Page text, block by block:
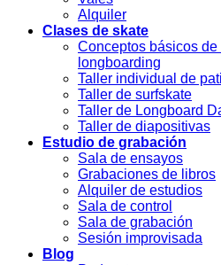
Alquiler
Clases de skate
Conceptos básicos
longboarding
Taller individual de
Taller de surfskate
Taller de Longboard
Taller de diapositivas
Estudio de grabación
Sala de ensayos
Grabaciones de libros
Alquiler de estudios
Sala de control
Sala de grabación
Sesión improvisada
Blog